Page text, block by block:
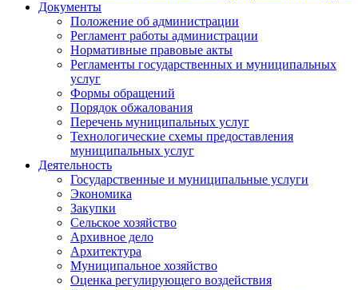
Документы
Положение об администрации
Регламент работы администрации
Нормативные правовые акты
Регламенты государственных и муниципальных
услуг
Формы обращений
Порядок обжалования
Перечень муниципальных услуг
Технологические схемы предоставления
муниципальных услуг
Деятельность
Государственные и муниципальные услуги
Экономика
Закупки
Сельское хозяйство
Архивное дело
Архитектура
Муниципальное хозяйство
Оценка регулирующего воздействия